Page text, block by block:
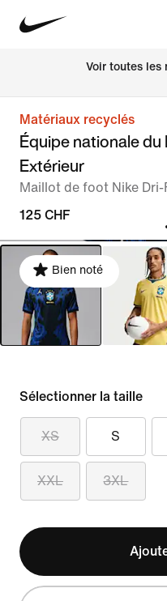
Voir toutes les
Matériaux recyclés
Équipe nationale
Extérieur
Maillot de foot Nike
125 CHF
Bien noté
Sélectionner la taille
XS S
XXL 3XL